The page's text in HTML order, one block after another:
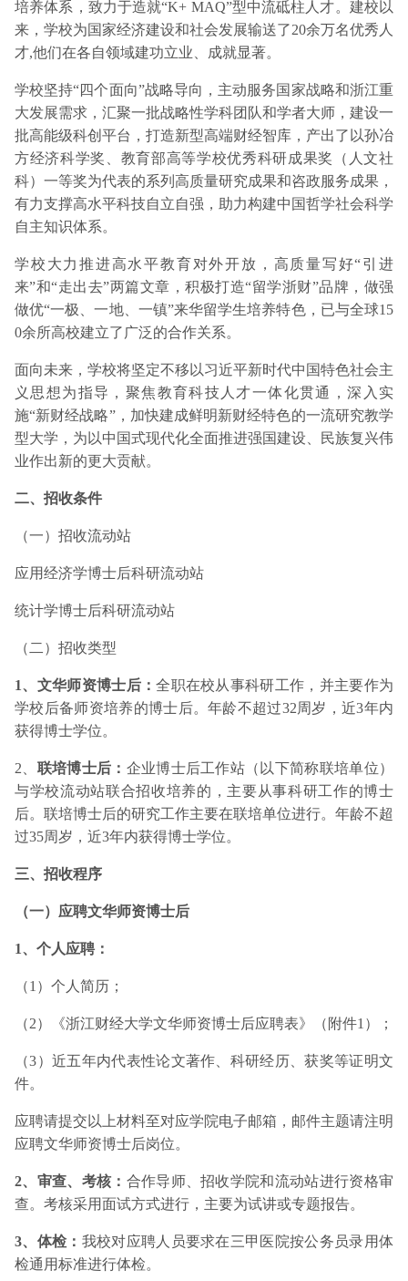
培养体系，致力于造就“K+ MAQ”型中流砥柱人才。建校以
来，学校为国家经济建设和社会发展输送了20余万名优秀人
才,他们在各自领域建功立业、成就显著。
学校坚持“四个面向”战略导向，主动服务国家战略和浙江重
大发展需求，汇聚一批战略性学科团队和学者大师，建设一
批高能级科创平台，打造新型高端财经智库，产出了以孙冶
方经济科学奖、教育部高等学校优秀科研成果奖（人文社
科）一等奖为代表的系列高质量研究成果和咨政服务成果，
有力支撑高水平科技自立自强，助力构建中国哲学社会科学
自主知识体系。
学校大力推进高水平教育对外开放，高质量写好“引进
来”和“走出去”两篇文章，积极打造“留学浙财”品牌，做强
做优“一极、一地、一镇”来华留学生培养特色，已与全球15
0余所高校建立了广泛的合作关系。
面向未来，学校将坚定不移以习近平新时代中国特色社会主
义思想为指导，聚焦教育科技人才一体化贯通，深入实
施“新财经战略”，加快建成鲜明新财经特色的一流研究教学
型大学，为以中国式现代化全面推进强国建设、民族复兴伟
业作出新的更大贡献。
二、招收条件
（一）招收流动站
应用经济学博士后科研流动站
统计学博士后科研流动站
（二）招收类型
1、文华师资博士后：全职在校从事科研工作，并主要作为
学校后备师资培养的博士后。年龄不超过32周岁，近3年内
获得博士学位。
2、 联培博士后： 企业博士后工作站（以下简称联培单位）
与学校流动站联合招收培养的，主要从事科研工作的博士
后。联培博士后的研究工作主要在联培单位进行。年龄不超
过35周岁，近3年内获得博士学位。
三、招收程序
（一）应聘文华师资博士后
1、个人应聘：
（1）个人简历；
（2）《浙江财经大学文华师资博士后应聘表》（附件1）；
（3）近五年内代表性论文著作、科研经历、获奖等证明文
件。
应聘请提交以上材料至对应学院电子邮箱，邮件主题请注明
应聘文华师资博士后岗位。
2、审查、考核： 合作导师、招收学院和流动站进行资格审
查。考核采用面试方式进行，主要为试讲或专题报告。
3、体检： 我校对应聘人员要求在三甲医院按公务员录用体
检通用标准进行体检。